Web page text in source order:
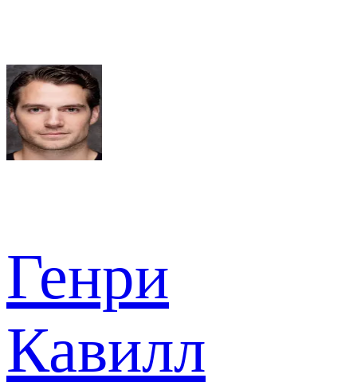
Генри
Кавилл